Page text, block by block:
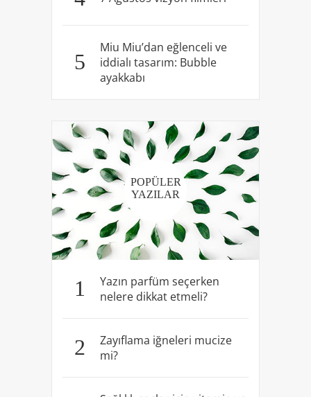
5
Miu Miu’dan eğlenceli ve
iddialı tasarım: Bubble
ayakkabı
POPÜLER
YAZILAR
1
Yazın parfüm seçerken
nelere dikkat etmeli?
2
Zayıflama iğneleri mucize
mi?